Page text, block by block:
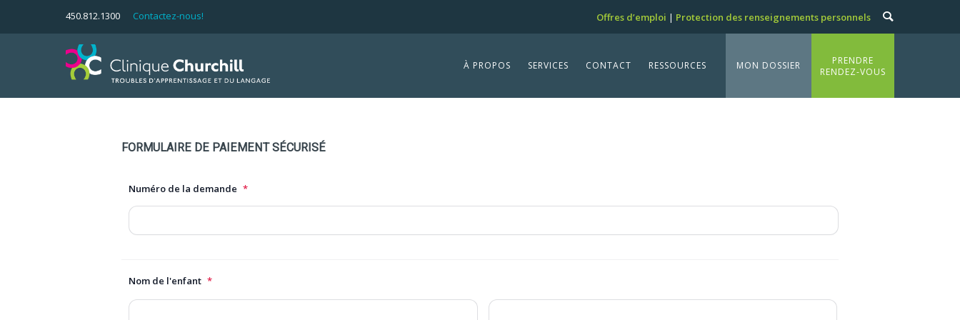
450.812.1300 Contactez-nous! Offres d’emploi Protection des renseignements personnels
MON DOSSIER
PRENDRE
RENDEZ-VOUS
À PROPOS SERVICES CONTACT RESSOURCES
FORMULAIRE DE PAIEMENT SÉCURISÉ
Numéro de la demande *
Nom de l'enfant *